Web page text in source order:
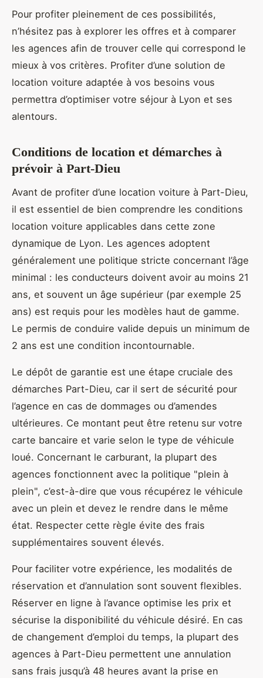
Pour profiter pleinement de ces possibilités,
n’hésitez pas à explorer les offres et à comparer
les agences afin de trouver celle qui correspond le
mieux à vos critères. Profiter d’une solution de
location voiture adaptée à vos besoins vous
permettra d’optimiser votre séjour à Lyon et ses
alentours.
Conditions de location et démarches à
prévoir à Part-Dieu
Avant de profiter d’une location voiture à Part-Dieu,
il est essentiel de bien comprendre les conditions
location voiture applicables dans cette zone
dynamique de Lyon. Les agences adoptent
généralement une politique stricte concernant l’âge
minimal : les conducteurs doivent avoir au moins 21
ans, et souvent un âge supérieur (par exemple 25
ans) est requis pour les modèles haut de gamme.
Le permis de conduire valide depuis un minimum de
2 ans est une condition incontournable.
Le dépôt de garantie est une étape cruciale des
démarches Part-Dieu, car il sert de sécurité pour
l’agence en cas de dommages ou d’amendes
ultérieures. Ce montant peut être retenu sur votre
carte bancaire et varie selon le type de véhicule
loué. Concernant le carburant, la plupart des
agences fonctionnent avec la politique "plein à
plein", c’est-à-dire que vous récupérez le véhicule
avec un plein et devez le rendre dans le même
état. Respecter cette règle évite des frais
supplémentaires souvent élevés.
Pour faciliter votre expérience, les modalités de
réservation et d’annulation sont souvent flexibles.
Réserver en ligne à l’avance optimise les prix et
sécurise la disponibilité du véhicule désiré. En cas
de changement d’emploi du temps, la plupart des
agences à Part-Dieu permettent une annulation
sans frais jusqu’à 48 heures avant la prise en